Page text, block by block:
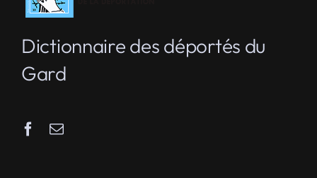
Dictionnaire des déportés du
Gard